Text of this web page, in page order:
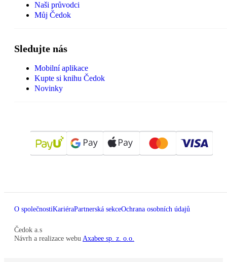
Naši průvodci
Můj Čedok
Sledujte nás
Mobilní aplikace
Kupte si knihu Čedok
Novinky
O společnostiKariéraPartnerská sekceOchrana osobních údajů
Čedok a.s
Návrh a realizace webu Axabee sp. z. o.o.